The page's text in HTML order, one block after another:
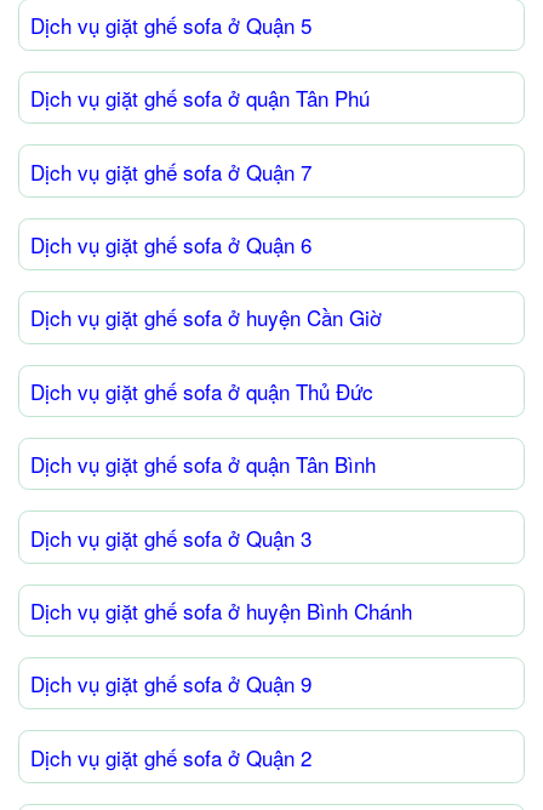
Dịch vụ giặt ghế sofa ở Quận 5
Dịch vụ giặt ghế sofa ở quận Tân Phú
Dịch vụ giặt ghế sofa ở Quận 7
Dịch vụ giặt ghế sofa ở Quận 6
Dịch vụ giặt ghế sofa ở huyện Cần Giờ
Dịch vụ giặt ghế sofa ở quận Thủ Đức
Dịch vụ giặt ghế sofa ở quận Tân Bình
Dịch vụ giặt ghế sofa ở Quận 3
Dịch vụ giặt ghế sofa ở huyện Bình Chánh
Dịch vụ giặt ghế sofa ở Quận 9
Dịch vụ giặt ghế sofa ở Quận 2